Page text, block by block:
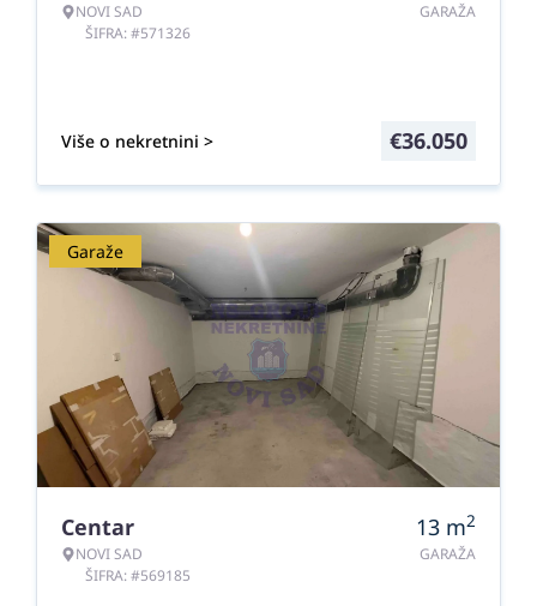
NOVI SAD
ŠIFRA: #571326
GARAŽA
Više o nekretnini > €36.050
Garaže
Centar
NOVI SAD
ŠIFRA: #569185
13 m2
GARAŽA